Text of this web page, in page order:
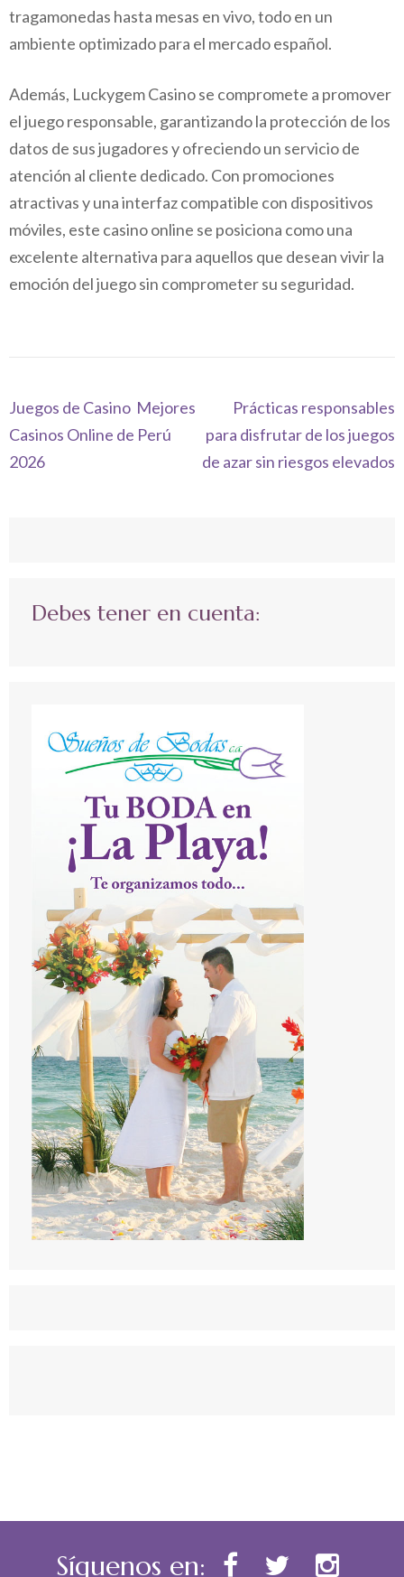
tragamonedas hasta mesas en vivo, todo en un
ambiente optimizado para el mercado español.
Además, Luckygem Casino se compromete a promover
el juego responsable, garantizando la protección de los
datos de sus jugadores y ofreciendo un servicio de
atención al cliente dedicado. Con promociones
atractivas y una interfaz compatible con dispositivos
móviles, este casino online se posiciona como una
excelente alternativa para aquellos que desean vivir la
emoción del juego sin comprometer su seguridad.
Navegación
de
entradas
Juegos de Casino ️ Mejores
Casinos Online de Perú
2026
Prácticas responsables
para disfrutar de los juegos
de azar sin riesgos elevados
Debes tener en cuenta:
Síguenos en: